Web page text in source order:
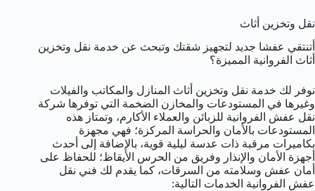
نقل وتخزين أثاث
أتنتقي عفشا جديد لتجهيز شقتك وتبحث عن خدمة نقل وتخزين
أثاث الفروانية المميزة؟
نوفر لك خدمة نقل وتخزين أثاث المنازل والمكاتب والفيلات
وغيرها في المستودعات والمخازن الضخمة التي توفرها شركة
نقل عفش الفروانية للزبائن والعملاء الأكارم، وتمتاز هذه
المستودعات بالأمان والحراسة المركزة؛ فهي مجهزة
بكاميرات مرقبة ذات عدسة ليلية قوية، بالإضافة إلى أحدث
أجهزة الأمان والإنذار وفريق من الحرس الأيقاظ؛ للحفاظ على
أمان عفش وسلامته من السرقات، كما يقدم لك فني نقل
عفش الفروانية الخدمات التالية: